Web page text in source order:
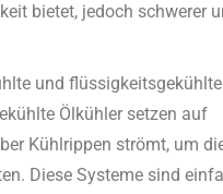
bietet, jedoch schwerer
und flüssigkeitsgekühlte
Ölkühler setzen auf
Kühlrippen strömt, um
Diese Systeme sind